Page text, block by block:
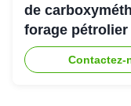
de
forage
Contactez-